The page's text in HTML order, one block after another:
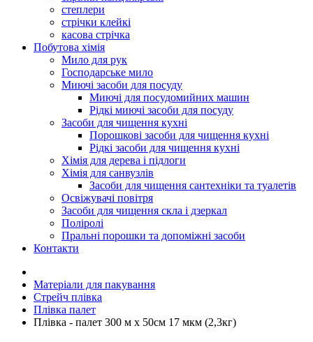
степлери
стрічки клейкі
касова стрічка
Побутова хімія
Мило для рук
Господарське мило
Миючі засоби для посуду
Миючі для посудомийних машин
Рідкі миючі засоби для посуду
Засоби для чищення кухні
Порошкові засоби для чищення кухні
Рідкі засоби для чищення кухні
Хімія для дерева і підлоги
Хімія для санвузлів
Засоби для чищення сантехніки та туалетів
Освіжувачі повітря
Засоби для чищення скла і дзеркал
Поліролі
Пральні порошки та допоміжні засоби
Контакти
Матеріали для пакування
Стрейч плівка
Плівка палет
Плівка - палет 300 м х 50см 17 мкм (2,3кг)